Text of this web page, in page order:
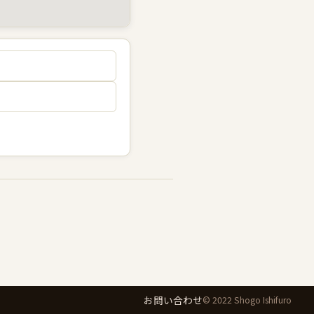
お問い合わせ© 2022 Shogo Ishifuro